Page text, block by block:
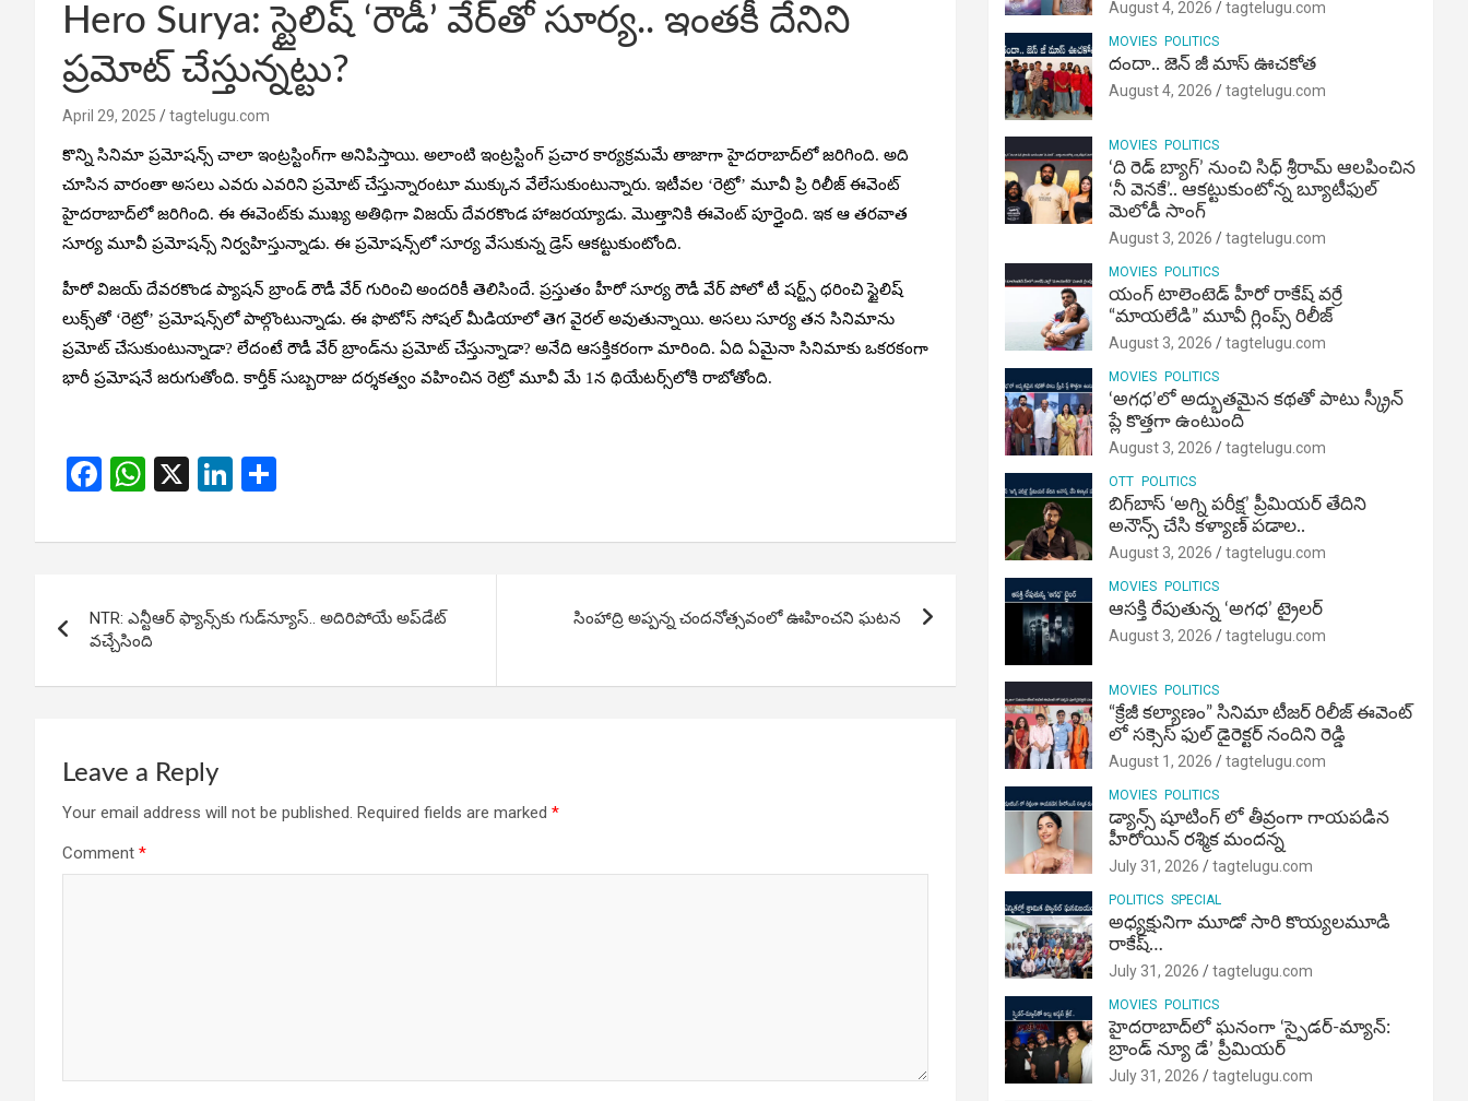
Hero Surya: స్టైలిష్ ‘రౌడీ’ వేర్‌తో సూర్య.. ఇంతకీ దేనిని
ప్రమోట్ చేస్తున్నట్టు?
April 29, 2025 tagtelugu.com
కొన్ని సినిమా ప్రమోషన్స్ చాలా ఇంట్రస్టింగ్‌గా అనిపిస్తాయి. అలాంటి ఇంట్రస్టింగ్ ప్రచార కార్యక్రమమే తాజాగా హైదరాబాద్‌లో జరిగింది. అది
చూసిన వారంతా అసలు ఎవరు ఎవరిని ప్రమోట్ చేస్తున్నారంటూ ముక్కున వేలేసుకుంటున్నారు. ఇటీవల ‘రెట్రో’ మూవీ ప్రి రిలీజ్ ఈవెంట్
హైదరాబాద్‌లో జరిగింది. ఈ ఈవెంట్‌కు ముఖ్య అతిథిగా విజయ్ దేవరకొండ హాజరయ్యాడు. మొత్తానికి ఈవెంట్ పూర్తైంది. ఇక ఆ తరవాత
సూర్య మూవీ ప్రమోషన్స్‌ నిర్వహిస్తున్నాడు. ఈ ప్రమోషన్స్‌లో సూర్య వేసుకున్న డ్రెస్ ఆకట్టుకుంటోంది.
హీరో విజయ్ దేవరకొండ ప్యాషన్ బ్రాండ్ రౌడీ వేర్ గురించి అందరికీ తెలిసిందే. ప్రస్తుతం హీరో సూర్య రౌడీ వేర్ పోలో టీ షర్ట్స్ ధరించి స్టైలిష్
లుక్స్‌తో ‘రెట్రో’ ప్రమోషన్స్‌లో పాల్గొంటున్నాడు. ఈ ఫొటోస్ సోషల్ మీడియాలో తెగ వైరల్ అవుతున్నాయి. అసలు సూర్య తన సినిమాను
ప్రమోట్ చేసుకుంటున్నాడా? లేదంటే రౌడీ వేర్ బ్రాండ్‌ను ప్రమోట్ చేస్తున్నాడా? అనేది ఆసక్తికరంగా మారింది. ఏది ఏమైనా సినిమాకు ఒకరకంగా
భారీ ప్రమోషనే జరుగుతోంది. కార్తీక్ సుబ్బరాజు దర్శకత్వం వహించిన రెట్రో మూవీ మే 1న థియేటర్స్‌లోకి రాబోతోంది.
F
ce
o
o
k
W
at
A
p
p
X
Li
ke
n
ar
navigation
NTR: ఎన్టీఆర్ ఫ్యాన్స్‌కు గుడ్‌న్యూస్.. అదిరిపోయే అప్‌డేట్
వచ్చేసింది
సింహాద్రి అప్పన్న చందనోత్సవంలో ఊహించని ఘటన
Leave a Reply
Your email address will not be published. Required fields are marked *
Comment *
August 4, 2026 tagtelugu.com
MOVIES POLITICS
దందా.. జెన్ జీ మాస్ ఊచకోత
August 4, 2026 tagtelugu.com
MOVIES POLITICS
‘ది రెడ్ బ్యాగ్’ నుంచి సిధ్ శ్రీరామ్ ఆలపించిన
‘నీ వెనకే’.. ఆకట్టుకుంటోన్న బ్యూటీఫుల్
మెలోడీ సాంగ్
August 3, 2026 tagtelugu.com
MOVIES POLITICS
యంగ్ టాలెంటెడ్ హీరో రాకేష్ వర్రే
“మాయలేడి” మూవీ గ్లింప్స్ రిలీజ్
August 3, 2026 tagtelugu.com
MOVIES POLITICS
‘అగధ’లో అద్భుతమైన కథతో పాటు స్క్రీన్
ప్లే కొత్తగా ఉంటుంది
August 3, 2026 tagtelugu.com
OTT POLITICS
బిగ్‌బాస్ ‘అగ్ని ప‌రీక్ష‌’ ప్రీమియర్ తేదిని
అనౌన్స్ చేసి కళ్యాణ్ పడాల..
August 3, 2026 tagtelugu.com
MOVIES POLITICS
ఆసక్తి రేపుతున్న ‘అగధ’ ట్రైలర్
August 3, 2026 tagtelugu.com
MOVIES POLITICS
“క్రేజీ కల్యాణం” సినిమా టీజర్ రిలీజ్ ఈవెంట్
లో సక్సెస్ ఫుల్ డైరెక్టర్ నందిని రెడ్డి
August 1, 2026 tagtelugu.com
MOVIES POLITICS
డ్యాన్స్ షూటింగ్ లో తీవ్రంగా గాయపడిన
హీరోయిన్ రశ్మిక మందన్న
July 31, 2026 tagtelugu.com
POLITICS SPECIAL
అధ్యక్షునిగా మూడో సారి కొయ్యలమూడి
రాకేష్‌…
July 31, 2026 tagtelugu.com
MOVIES POLITICS
హైదరాబాద్‌లో ఘనంగా ‘స్పైడర్-మ్యాన్:
బ్రాండ్ న్యూ డే’ ప్రీమియర్
July 31, 2026 tagtelugu.com